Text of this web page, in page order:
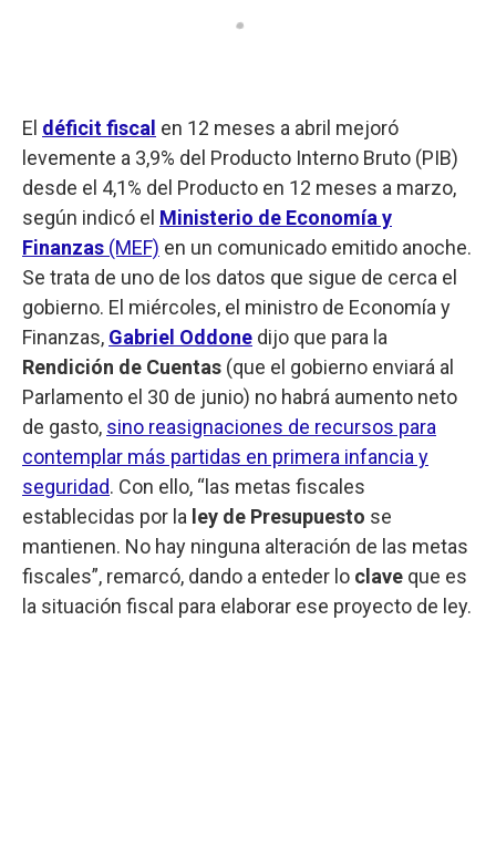
El déficit fiscal en 12 meses a abril mejoró
levemente a 3,9% del Producto Interno Bruto (PIB)
desde el 4,1% del Producto en 12 meses a marzo,
según indicó el Ministerio de Economía y
Finanzas (MEF) en un comunicado emitido anoche.
Se trata de uno de los datos que sigue de cerca el
gobierno. El miércoles, el ministro de Economía y
Finanzas, Gabriel Oddone dijo que para la
Rendición de Cuentas (que el gobierno enviará al
Parlamento el 30 de junio) no habrá aumento neto
de gasto, sino reasignaciones de recursos para
contemplar más partidas en primera infancia y
seguridad. Con ello, “las metas fiscales
establecidas por la ley de Presupuesto se
mantienen. No hay ninguna alteración de las metas
fiscales”, remarcó, dando a enteder lo clave que es
la situación fiscal para elaborar ese proyecto de ley.